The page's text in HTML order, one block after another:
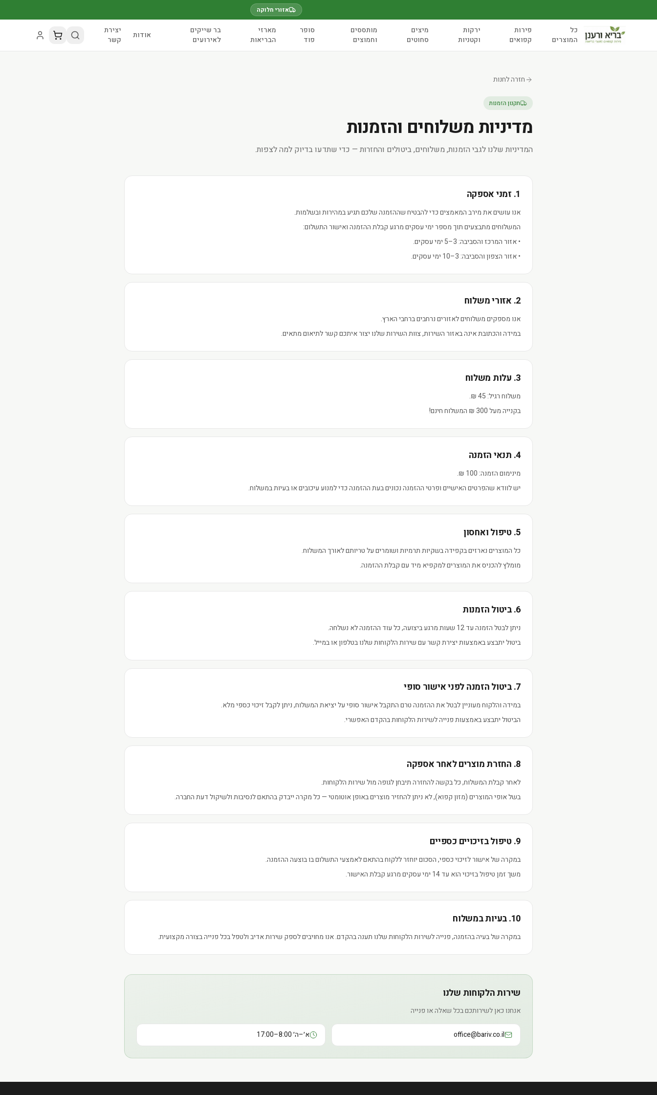
אזורי חלוקה
כל
המוצרים
פירות
קפואים
ירקות
וקטניות
מיצים
סחוטים
מותססים
וחמוצים
סופר
פוד
מארזי
הבריאות
בר שייקים
לאירועים
אודות
יצירת
קשר
חזרה לחנות
תקנון הזמנות
מדיניות משלוחים והזמנות
המדיניות שלנו לגבי הזמנות, משלוחים, ביטולים והחזרות — כדי שתדעו בדיוק למה לצפות.
1. זמני אספקה
אנו עושים את מירב המאמצים כדי להבטיח שההזמנה שלכם תגיע במהירות ובשלמות.
המשלוחים מתבצעים תוך מספר ימי עסקים מרגע קבלת ההזמנה ואישור התשלום:
• אזור המרכז והסביבה: 3–5 ימי עסקים.
• אזור הצפון והסביבה: 3–10 ימי עסקים.
2. אזורי משלוח
אנו מספקים משלוחים לאזורים נרחבים ברחבי הארץ.
במידה והכתובת אינה באזור השירות, צוות השירות שלנו יצור איתכם קשר לתיאום מתאים.
3. עלות משלוח
משלוח רגיל: 45 ₪.
בקנייה מעל 300 ₪ המשלוח חינם!
4. תנאי הזמנה
מינימום הזמנה: 100 ₪.
יש לוודא שהפרטים האישיים ופרטי ההזמנה נכונים בעת ההזמנה כדי למנוע עיכובים או בעיות במשלוח.
5. טיפול ואחסון
כל המוצרים נארזים בקפידה בשקיות תרמיות ושומרים על טריותם לאורך המשלוח.
מומלץ להכניס את המוצרים למקפיא מיד עם קבלת ההזמנה.
6. ביטול הזמנות
ניתן לבטל הזמנה עד 12 שעות מרגע ביצועה, כל עוד ההזמנה לא נשלחה.
ביטול יתבצע באמצעות יצירת קשר עם שירות הלקוחות שלנו בטלפון או במייל.
7. ביטול הזמנה לפני אישור סופי
במידה והלקוח מעוניין לבטל את ההזמנה טרם התקבל אישור סופי על יציאת המשלוח, ניתן לקבל זיכוי כספי מלא.
הביטול יתבצע באמצעות פנייה לשירות הלקוחות בהקדם האפשרי.
8. החזרת מוצרים לאחר אספקה
לאחר קבלת המשלוח, כל בקשה להחזרה תיבחן לגופה מול שירות הלקוחות.
בשל אופי המוצרים (מזון קפוא), לא ניתן להחזיר מוצרים באופן אוטומטי — כל מקרה ייבדק בהתאם לנסיבות ולשיקול דעת החברה.
9. טיפול בזיכויים כספיים
במקרה של אישור לזיכוי כספי, הסכום יוחזר ללקוח בהתאם לאמצעי התשלום בו בוצעה ההזמנה.
משך זמן טיפול בזיכוי הוא עד 14 ימי עסקים מרגע קבלת האישור.
10. בעיות במשלוח
במקרה של בעיה בהזמנה, פנייה לשירות הלקוחות שלנו תענה בהקדם. אנו מחויבים לספק שירות אדיב ולטפל בכל פנייה בצורה מקצועית.
שירות הלקוחות שלנו
אנחנו כאן לשירותכם בכל שאלה או פנייה
office@bariv.co.il א׳–ה׳ 8:00–17:00